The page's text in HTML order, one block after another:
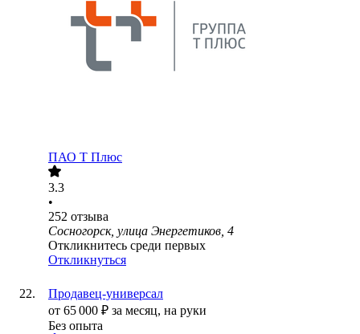
ПАО Т Плюс
3.3
•
252 отзыва
Сосногорск, улица Энергетиков, 4
Откликнитесь среди первых
Откликнуться
Продавец-универсал
от 65 000 ₽ за месяц, на руки
Без опыта